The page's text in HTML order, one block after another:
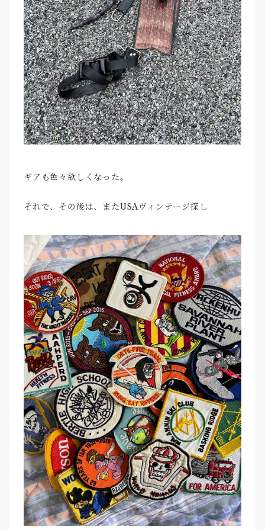
ギアも色々欲しくなった。
それで、その後は、またUSAヴィンテージ探し